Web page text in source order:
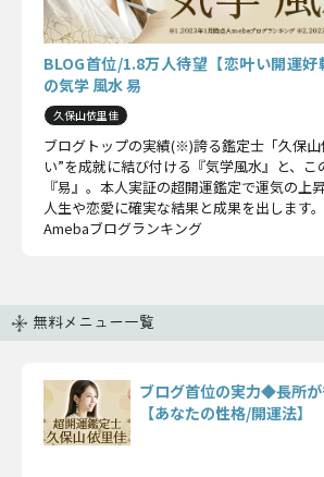
BLOG首位/1.8万人待望【恋叶い開運
の気学 風水 易
久保山依里佳
ブログトップの実績(※)誇る鑑定士「久保山
い”を成就に結び付ける『気学風水』と、こ
『易』。本人実証の超開運鑑定で運気の上
人生や恋愛に確実な結果と成果を出します
Amebaブログランキング
無料メニュー一覧
ブログ首位の実力◆長所
【あなたの性格/開運法】